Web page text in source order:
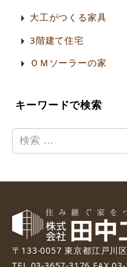
大工がつくる家具
3階建て住宅
ＯＭソーラーの家
キーワードで検索
検
索
〒133-0057 東京都江戸川